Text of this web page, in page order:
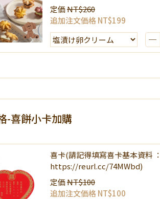
定価NT$260
追加注文価格NT$199
-喜餅小卡加購
喜卡(請記得填寫喜卡基本資料
https://reurl.cc/74MWbd)
定価NT$100
追加注文価格NT$100